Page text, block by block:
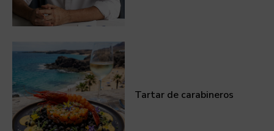
Tartar de carabineros